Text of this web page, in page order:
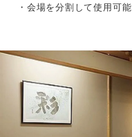
・会場を分割して使用可能